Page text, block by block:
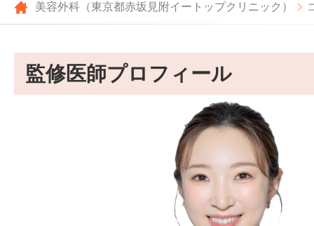
美容外科（東京都赤坂見附イートップクリニック）
監修医師プロフィール